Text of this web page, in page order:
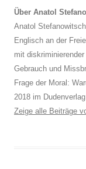
Über Anatol
Anatol
Englisch an der
mit
Gebrauch und
Frage der Moral:
2018 im
Zeige alle Beiträge